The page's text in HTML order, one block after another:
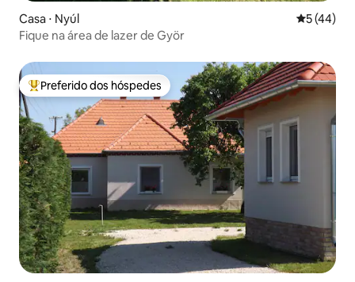
Casa ⋅ Nyúl 5 de uma
5 (44)
Fique na área de lazer de Györ
Entre os melhores preferidos dos hóspedes
Preferido dos hóspedes